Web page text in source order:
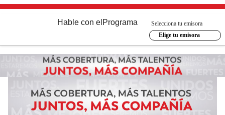
Hable con el Programa
Selecciona tu emisora
Elige tu emisora